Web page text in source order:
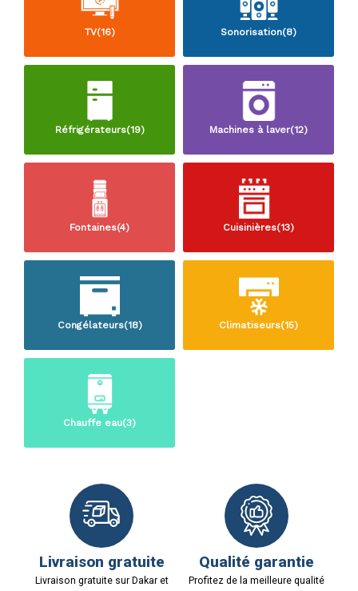
TV(16) Sonorisation(8)
Réfrigérateurs(19) Machines à laver(12)
Fontaines(4) Cuisinières(13)
Congélateurs(18) Climatiseurs(15)
Chauffe eau(3)
Livraison gratuite
Livraison gratuite sur Dakar et
Qualité garantie
Profitez de la meilleure qualité